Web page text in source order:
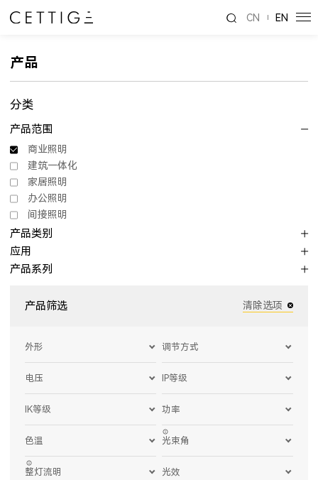
CN EN
产品
分类
产品范围
商业照明
建筑一体化
家居照明
办公照明
间接照明
产品类别
应用
产品系列
产品筛选 清除选项
外形 调节方式
电压 IP等级
IK等级 功率
色温 光束角
整灯流明 光效